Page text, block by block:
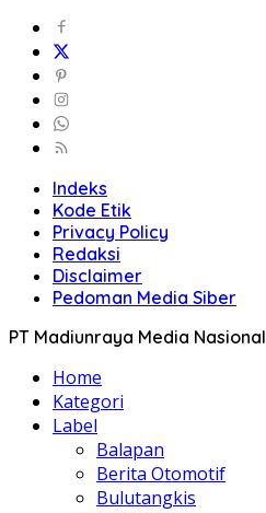
Indeks
Kode Etik
Privacy Policy
Redaksi
Disclaimer
Pedoman Media Siber
PT Madiunraya Media Nasional
Home
Kategori
Label
Balapan
Berita Otomotif
Bulutangkis